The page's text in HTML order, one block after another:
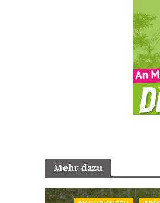
Mehr dazu